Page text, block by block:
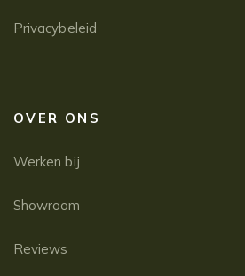
Privacybeleid
OVER ONS
Werken bij
Showroom
Reviews